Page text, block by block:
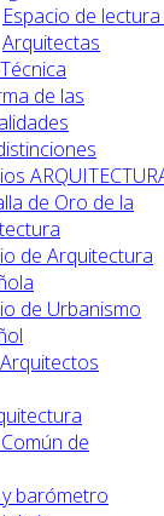
Espacio de
Arquitectas
de las
de Oro de la
de Arquitectura
de Urbanismo
de
barómetro